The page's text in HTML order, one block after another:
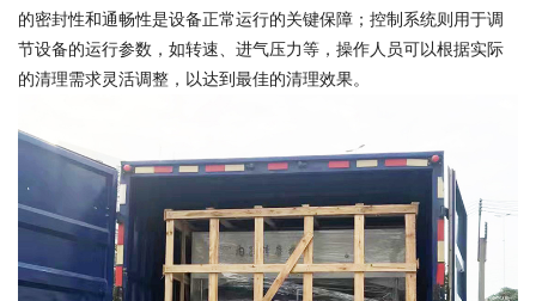
的密封性和通畅性是设备正常运行的关键保障；控制系统则用于调
节设备的运行参数，如转速、进气压力等，操作人员可以根据实际
的清理需求灵活调整，以达到最佳的清理效果。